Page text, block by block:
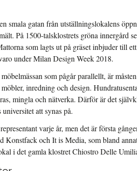
smala gatan från utställningslokalens
På 1500-talsklostrets gröna innergård
som lagts ut på gräset inbjuder till
under Milan Design Week 2018.
som pågår parallellt, är
inredning och design.
mingla och nätverka. Därför är det
att synas på.
varje år, men det är första
Konstfack och It is Media, som bland
i det gamla klostret Chiostro Delle